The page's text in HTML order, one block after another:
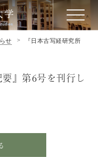
せ
『日本古写経研究所
要』第6号を刊行し